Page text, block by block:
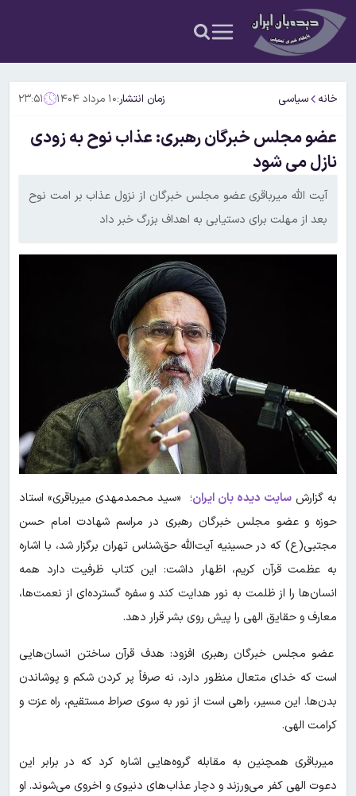
خانه سیاسی زمان انتشار:۱۰ مرداد ۱۴۰۴ ۲۳:۵۱
عضو مجلس خبرگان رهبری: عذاب نوح به زودی
نازل می شود
آیت الله میرباقری عضو مجلس خبرگان از نزول عذاب بر امت نوح
بعد از مهلت برای دستیابی به اهداف بزرگ خبر داد
به گزارشسایت دیده بان ایران؛ «سید محمدمهدی میرباقری» استاد
حوزه و عضو مجلس خبرگان رهبری در مراسم شهادت امام حسن
مجتبی(ع) که در حسینیه آیت‌الله حق‌شناس تهران برگزار شد، با اشاره
به عظمت قرآن کریم، اظهار داشت: این کتاب ظرفیت دارد همه
انسان‌ها را از ظلمت به نور هدایت کند و سفره گسترده‌ای از نعمت‌ها،
معارف و حقایق الهی را پیش روی بشر قرار دهد.
عضو مجلس خبرگان رهبری افزود: هدف قرآن ساختن انسان‌هایی
است که خدای متعال منظور دارد، نه صرفاً پر کردن شکم و پوشاندن
بدن‌ها. این مسیر، راهی است از نور به سوی صراط مستقیم، راه عزت و
کرامت الهی.
میرباقری همچنین به مقابله گروه‌هایی اشاره کرد که در برابر این
دعوت الهی کفر می‌ورزند و دچار عذاب‌های دنیوی و اخروی می‌شوند. او